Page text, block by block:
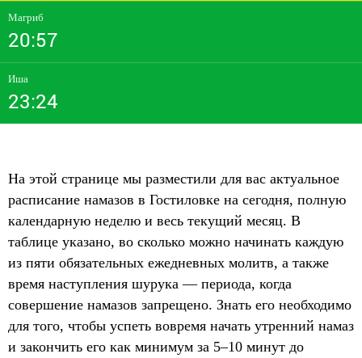
Магриб
20:57
Иша
23:24
На этой странице мы разместили для вас актуальное
расписание намазов в Гостиловке на сегодня, полную
календарную неделю и весь текущий месяц. В
таблице указано, во сколько можно начинать каждую
из пяти обязательных ежедневных молитв, а также
время наступления шурука — периода, когда
совершение намазов запрещено. Знать его необходимо
для того, чтобы успеть вовремя начать утренний намаз
и закончить его как минимум за 5–10 минут до